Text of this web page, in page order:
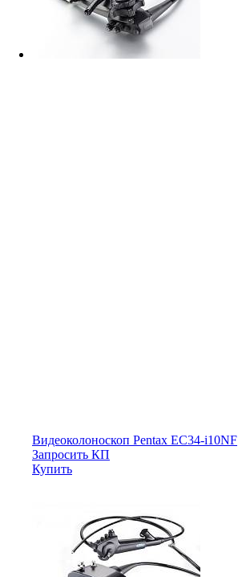
Видеоколоноскоп Pentax EC34-i10NF
Запросить КП
Купить